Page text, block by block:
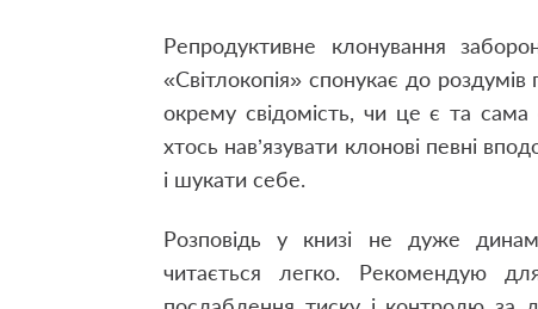
Репродуктивне клонування
«Світлокопія» спонукає до
окрему свідомість, чи це є та
хтось нав’язувати клонові певні
і шукати себе.
Розповідь у книзі не дуже
читається легко. Рекомендую